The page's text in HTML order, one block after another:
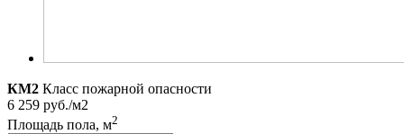
КМ2 Класс пожарной опасности
6 259 руб./м2
Площадь пола, м2